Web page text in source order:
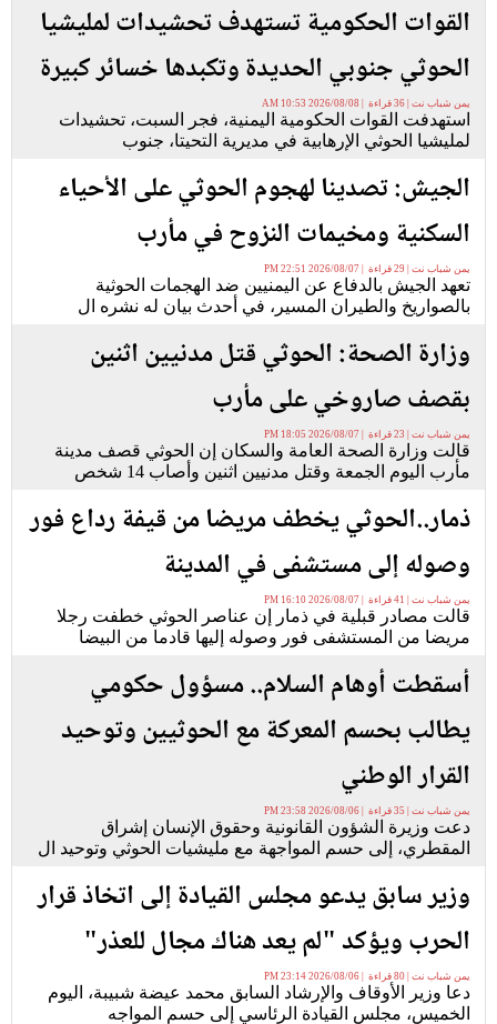
القوات الحكومية تستهدف تحشيدات لمليشيا
الحوثي جنوبي الحديدة وتكبدها خسائر كبيرة
يمن شباب نت | 36 قراءة | 2026/08/08 10:53 AM
استهدفت القوات الحكومية اليمنية، فجر السبت، تحشيدات
لمليشيا الحوثي الإرهابية في مديرية التحيتا، جنوب
الجيش: تصدينا لهجوم الحوثي على الأحياء
السكنية ومخيمات النزوح في مأرب
يمن شباب نت | 29 قراءة | 2026/08/07 22:51 PM
تعهد الجيش بالدفاع عن اليمنيين ضد الهجمات الحوثية
بالصواريخ والطيران المسير، في أحدث بيان له نشره ال
وزارة الصحة: الحوثي قتل مدنيين اثنين
بقصف صاروخي على مأرب
يمن شباب نت | 23 قراءة | 2026/08/07 18:05 PM
قالت وزارة الصحة العامة والسكان إن الحوثي قصف مدينة
مأرب اليوم الجمعة وقتل مدنيين اثنين وأصاب 14 شخص
ذمار..الحوثي يخطف مريضا من قيفة رداع فور
وصوله إلى مستشفى في المدينة
يمن شباب نت | 41 قراءة | 2026/08/07 16:10 PM
قالت مصادر قبلية في ذمار إن عناصر الحوثي خطفت رجلا
مريضا من المستشفى فور وصوله إليها قادما من البيضا
أسقطت أوهام السلام.. مسؤول حكومي
يطالب بحسم المعركة مع الحوثيين وتوحيد
القرار الوطني
يمن شباب نت | 35 قراءة | 2026/08/06 23:58 PM
دعت وزيرة الشؤون القانونية وحقوق الإنسان إشراق
المقطري، إلى حسم المواجهة مع مليشيات الحوثي وتوحيد ال
وزير سابق يدعو مجلس القيادة إلى اتخاذ قرار
الحرب ويؤكد "لم يعد هناك مجال للعذر"
يمن شباب نت | 80 قراءة | 2026/08/06 23:14 PM
دعا وزير الأوقاف والإرشاد السابق محمد عيضة شبيبة، اليوم
الخميس، مجلس القيادة الرئاسي إلى حسم المواجه